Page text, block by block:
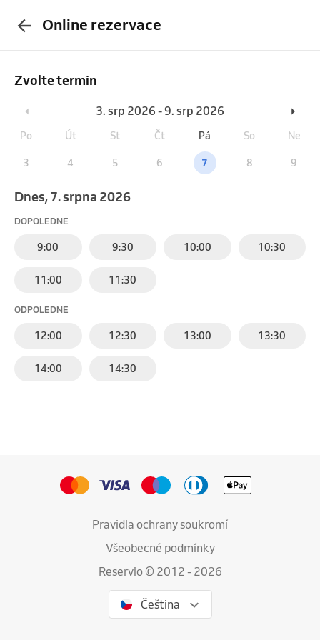
Online rezervace
Zvolte termín
3. srp 2026 - 9. srp 2026
Po Út St Čt Pá So Ne
3 4 5 6 7 8 9
Dnes, 7. srpna 2026
DOPOLEDNE
9:00 9:30 10:00 10:30
11:00 11:30
ODPOLEDNE
12:00 12:30 13:00 13:30
14:00 14:30
Pravidla ochrany soukromí
Všeobecné podmínky
Reservio © 2012 - 2026
Čeština